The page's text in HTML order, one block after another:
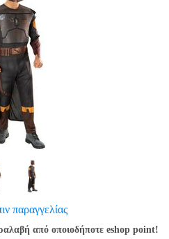
παραγγελίας
από οποιοδήποτε eshop point!